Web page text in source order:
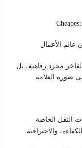
عالم الأعمال
لم يعد النقل الفاخر مجرد رفاهية، بل
صورة العلامة
النقل الخاصة
والاحترافية.